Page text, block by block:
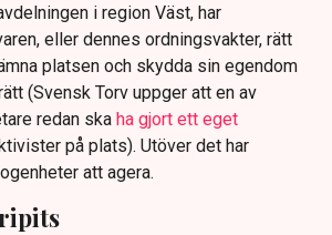
i region Väst, har
eller dennes ordningsvakter, rätt
platsen och skydda sin egendom
(Svensk Torv uppger att en av
redan ska ha gjort ett eget
på plats). Utöver det har
att agera.